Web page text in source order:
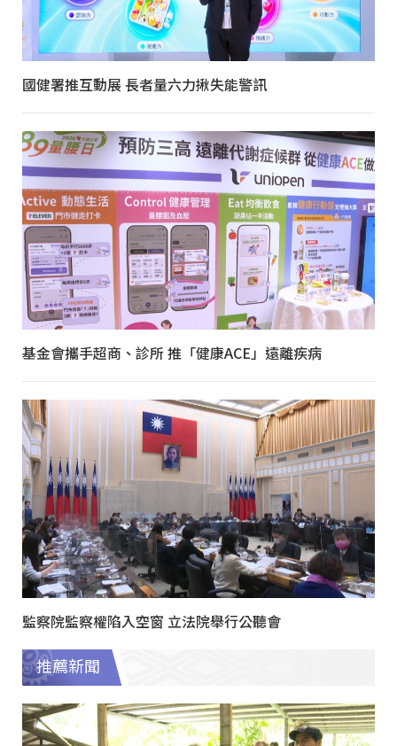
國健署推互動展 長者量六力揪失能警訊
基金會攜手超商、診所 推「健康ACE」遠離疾病
監察院監察權陷入空窗 立法院舉行公聽會
推薦新聞